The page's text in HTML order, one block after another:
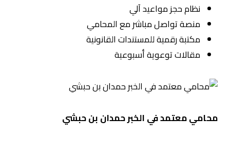
نظام حجز مواعيد آلي
منصة تواصل مباشر مع المحامي
مكتبة رقمية للمستندات القانونية
مقالات توعوية أسبوعية
محامي معتمد في الخبر حمدان بن حبشي